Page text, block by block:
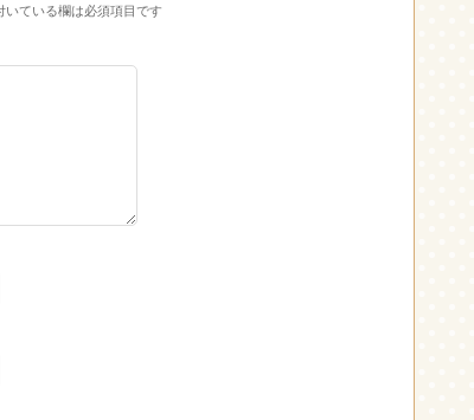
いている欄は必須項目です